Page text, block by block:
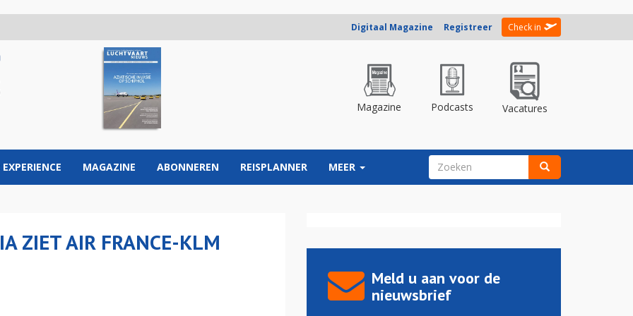
Digitaal Magazine Registreer Check in
Magazine Podcasts Vacatures
EXPERIENCE MAGAZINE ABONNEREN REISPLANNER MEER ZOEKVELD
ZIET AIR FRANCE-KLM
Meld u aan voor de
nieuwsbrief